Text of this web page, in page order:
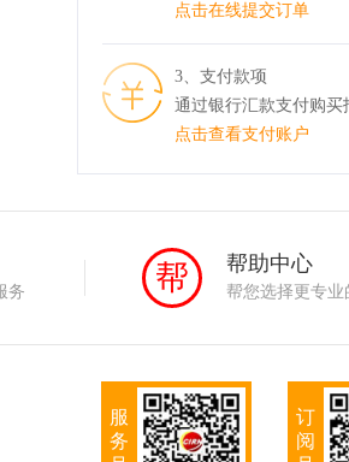
点击在线提交订单
3、支付款项
通过银行汇款支付购买
点击查看支付账户
务 帮 帮助中心
帮您选择更专业
服
务
订
阅